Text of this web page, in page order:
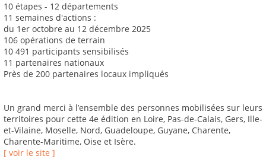
10 étapes - 12 départements
11 semaines d'actions :
du 1er octobre au 12 décembre 2025
106 opérations de terrain
10 491 participants sensibilisés
11 partenaires nationaux
Près de 200 partenaires locaux impliqués
Un grand merci à l’ensemble des personnes mobilisées sur leurs
territoires pour cette 4e édition en Loire, Pas-de-Calais, Gers, Ille-
et-Vilaine, Moselle, Nord, Guadeloupe, Guyane, Charente,
Charente-Maritime, Oise et Isère.
[ voir le site ]